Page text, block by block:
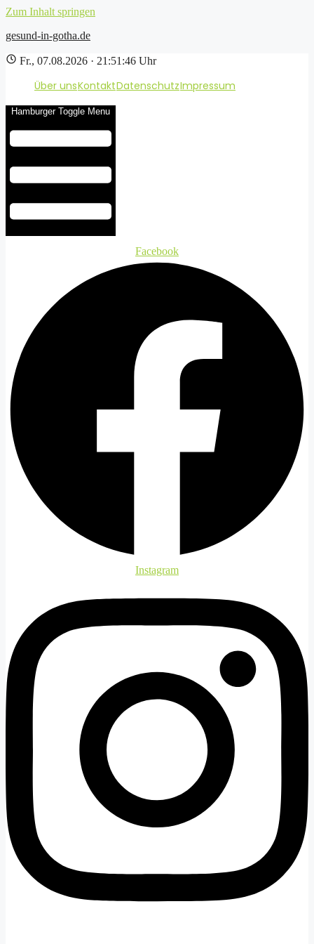
Zum Inhalt springen
gesund-in-gotha.de
Fr., 07.08.2026 · 21:51:46 Uhr
Über unsKontaktDatenschutzImpressum
Hamburger Toggle Menu
Facebook
Instagram